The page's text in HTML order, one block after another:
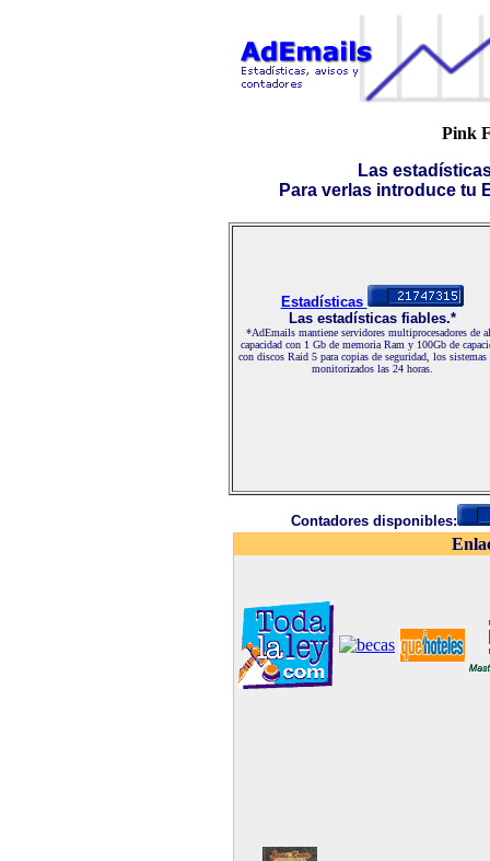
Pink
Las
Para verlas introduce tu
Estadísticas
Las estadísticas fiables.*
*AdEmails mantiene servidores multiprocesadores de
capacidad con 1 Gb de memoria Ram y 100Gb de
con discos Raid 5 para copias de seguridad, los sistemas
monitorizados las 24 horas.
Contadores disponibles: